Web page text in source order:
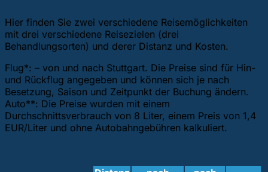
Hier finden Sie zwei verschiedene Reisemöglichkeiten
mit drei verschiedene Reisezielen (drei
Behandlungsorten) und derer Distanz und Kosten.
Flug*: – von und nach Stuttgart. Die Preise sind für Hin-
und Rückflug angegeben und können sich je nach
Besetzung, Saison und Zeitpunkt der Buchung ändern.
Auto**: Die Preise wurden mit einem
Durchschnittsverbrauch von 8 Liter, einem Preis von 1,4
EUR/Liter und ohne Autobahngebühren kalkuliert.